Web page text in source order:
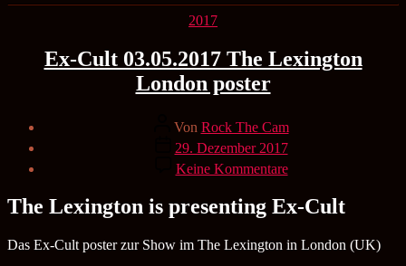
Kategorien
2017
Ex-Cult 03.05.2017 The Lexington
London poster
Beitragsautor
Von Rock The Cam
Veröffentlichungsdatum
29. Dezember 2017
Keine Kommentarezu
Ex-
Cult
03.05.2017
Lexington
The Lexington is presenting Ex-Cult
Das Ex-Cult poster zur Show im The Lexington in London (UK)